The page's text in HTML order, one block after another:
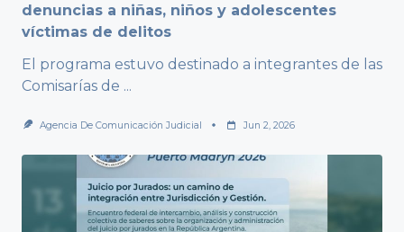
denuncias a niñas, niños y adolescentes
víctimas de delitos
El programa estuvo destinado a integrantes de las
Comisarías de ...
Agencia De Comunicación Judicial Jun 2, 2026